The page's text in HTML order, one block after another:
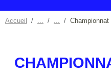
Accueil Championnat